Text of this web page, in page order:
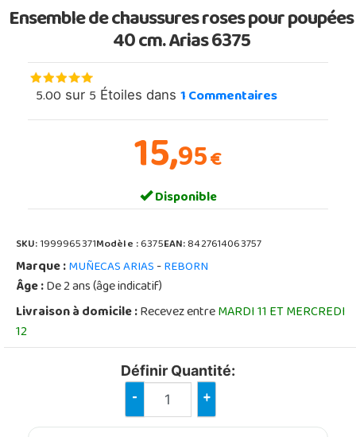
Ensemble de chaussures roses pour poupées
40 cm. Arias 6375
5.00 sur 5 Étoiles dans 1Commentaires
15,95€
Disponible
SKU:1999965371Modèle :6375EAN:8427614063757
Marque :MUÑECAS ARIAS-REBORN
Âge :De 2 ans (âge indicatif)
Livraison à domicile :Recevez entreMARDI 11 ET MERCREDI
12
Définir Quantité:
- +